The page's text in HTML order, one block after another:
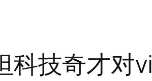
科技奇才对